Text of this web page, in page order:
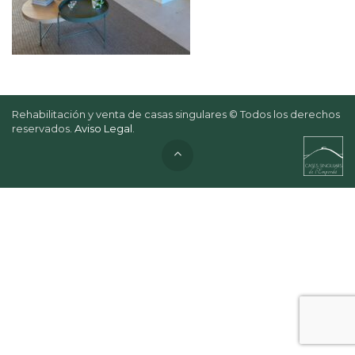
Rehabilitación y venta de casas singulares © Todos los derechos
reservados. Aviso Legal